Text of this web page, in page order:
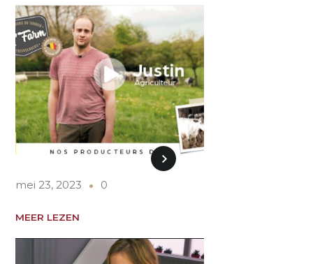
mei 23, 2023 0
MEER LEZEN